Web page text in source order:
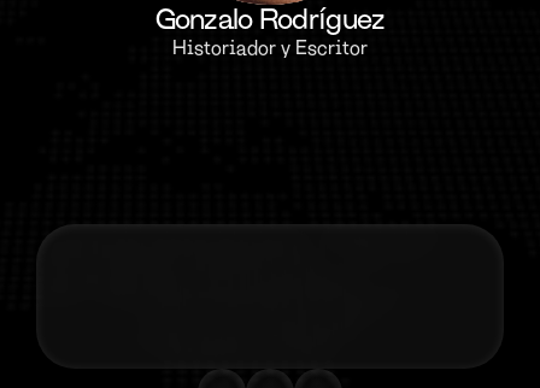
Gonzalo Rodríguez
Historiador y Escritor